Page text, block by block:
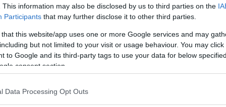
This information may also be disclosed by us to third parties on the
Participants that may further disclose it to other third parties.
that this website/app uses one or more Google services and may
but not limited to your visit or usage behaviour. You may
to Google and its third-party tags to use your data for below
consent section.
Data Processing Opt Outs
che non dovrei tagliarmi ancora il
castello nel Sud della Francia e in
legali, per qunato uno, Kate Wilson, sia
. La Heard invece si trova a Los
di essere ansiosi di iniziare il
inaugurato lunedì 23 marzo (al momento